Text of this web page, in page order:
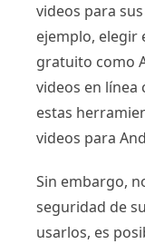
videos para
ejemplo, elegir
gratuito como
videos en línea
estas
videos para
Sin embargo,
seguridad de
usarlos, es